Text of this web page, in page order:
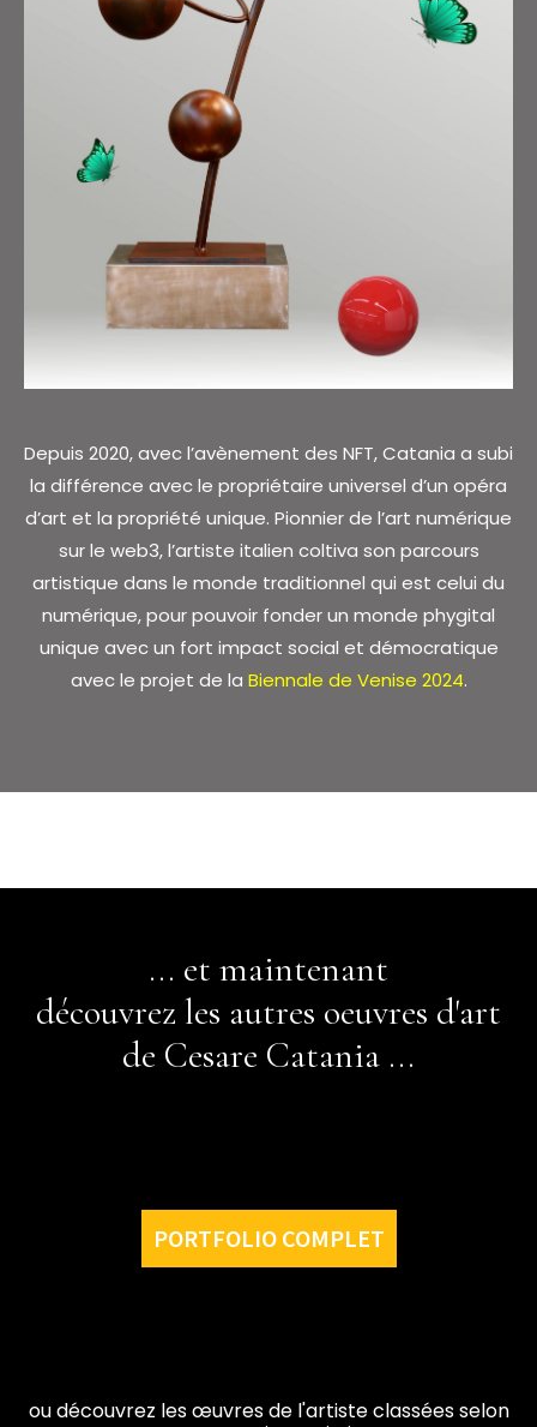
Depuis 2020, avec l’avènement des NFT, Catania a subi
la différence avec le propriétaire universel d’un opéra
d’art et la propriété unique. Pionnier de l’art numérique
sur le web3, l’artiste italien coltiva son parcours
artistique dans le monde traditionnel qui est celui du
numérique, pour pouvoir fonder un monde phygital
unique avec un fort impact social et démocratique
avec le projet de la Biennale de Venise 2024.
... et maintenant
découvrez les autres oeuvres d'art
de Cesare Catania ...
PORTFOLIO COMPLET
ou découvrez les œuvres de l'artiste classées selon